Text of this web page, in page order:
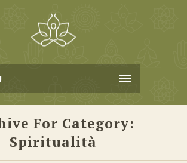
For Category:
Spiritualità